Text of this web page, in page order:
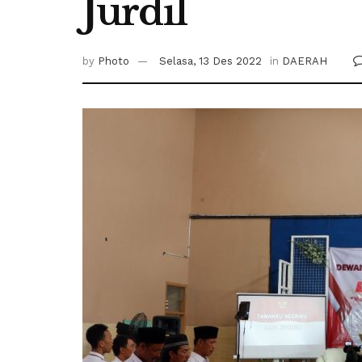
Jurdil
by Photo Selasa, 13 Des 2022 in DAERAH